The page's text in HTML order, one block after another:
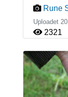
Rune
Uploadet
2321